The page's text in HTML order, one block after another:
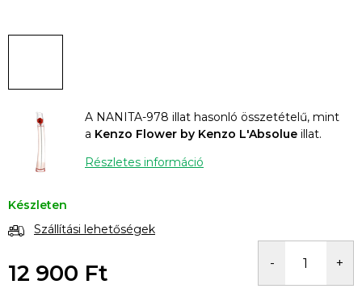
A NANITA-978 illat hasonló összetételű, mint
a Kenzo Flower by Kenzo L'Absolue illat.
Részletes információ
Készleten
Szállítási lehetőségek
12 900 Ft